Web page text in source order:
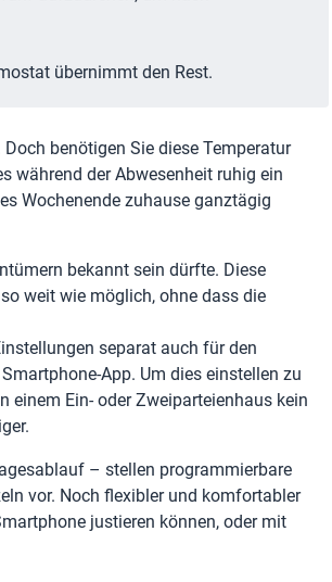
übernimmt den Rest.
benötigen Sie diese Temperatur
während der Abwesenheit ruhig ein
Wochenende zuhause ganztägig
bekannt sein dürfte. Diese
weit wie möglich, ohne dass die
separat auch für den
App. Um dies einstellen zu
einem Ein- oder Zweiparteienhaus kein
– stellen programmierbare
vor. Noch flexibler und komfortabler
justieren können, oder mit